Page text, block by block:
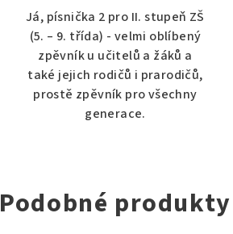
5
hvězdiček.
Já, písnička 2 pro II. stupeň ZŠ
(5. – 9. třída) - velmi oblíbený
zpěvník u učitelů a žáků a
také jejich rodičů i prarodičů,
prostě zpěvník pro všechny
generace.
Podobné produkty